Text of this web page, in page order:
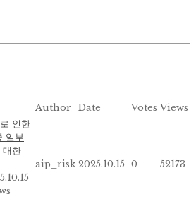
Author Date Votes Views
인한
일부
대한
aip_risk 2025.10.15 0 52173